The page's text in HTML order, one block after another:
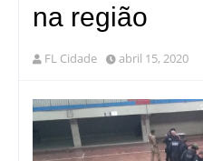
na região
FL Cidade abril 15, 2020